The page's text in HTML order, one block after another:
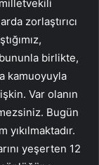
zorlaştırıcı
birlikte,
kamuoyuyla
Var olanın
Bugün
yıkılmaktadır.
yeşerten 12